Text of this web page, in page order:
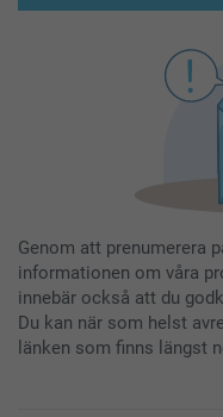
Genom att prenumerera
informationen om våra
innebär också att du
Du kan när som helst
länken som finns längst